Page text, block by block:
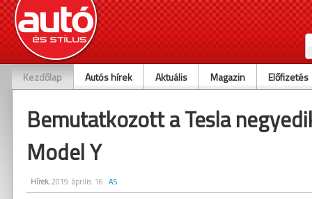
Kezdőlap Autós hírek Aktuális Magazin Előfizetés
Bemutatkozott a Tesla
Model Y
Hírek, 2019. április. 16. AS